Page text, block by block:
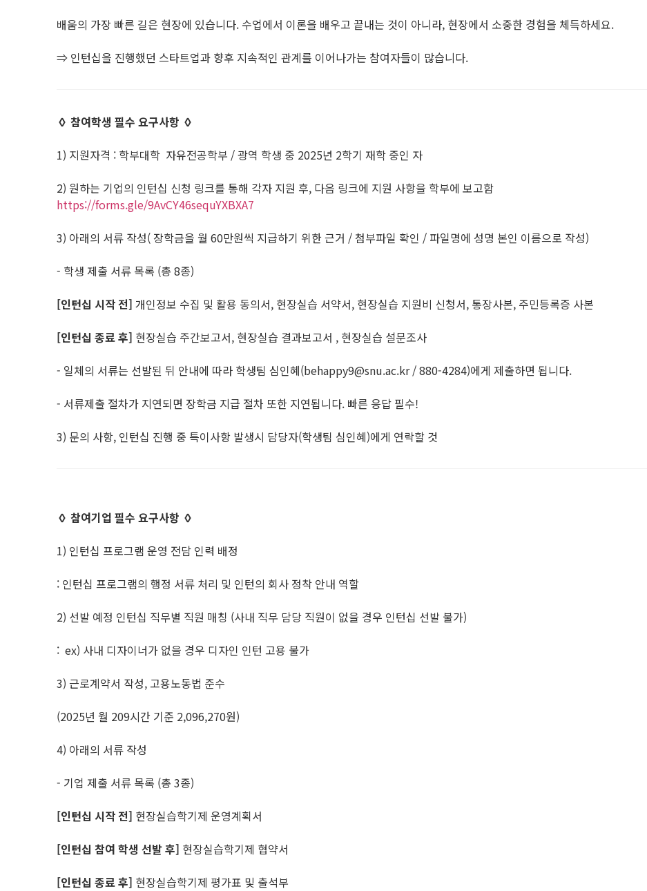
배움의 가장 빠른 길은 현장에 있습니다. 수업에서 이론을 배우고 끝내는 것이 아니라, 현장에서 소중한 경험을 체득하세요.
⇒ 인턴십을 진행했던 스타트업과 향후 지속적인 관계를 이어나가는 참여자들이 많습니다.
◊ 참여학생 필수 요구사항 ◊
1) 지원자격 : 학부대학 자유전공학부 / 광역 학생 중 2025년 2학기 재학 중인 자
2) 원하는 기업의 인턴십 신청 링크를 통해 각자 지원 후, 다음 링크에 지원 사항을 학부에 보고함
https://forms.gle/9AvCY46sequYXBXA7
3) 아래의 서류 작성( 장학금을 월 60만원씩 지급하기 위한 근거 / 첨부파일 확인 / 파일명에 성명 본인 이름으로 작성)
- 학생 제출 서류 목록 (총 8종)
[인턴십 시작 전] 개인정보 수집 및 활용 동의서, 현장실습 서약서, 현장실습 지원비 신청서, 통장사본, 주민등록증 사본
[인턴십 종료 후] 현장실습 주간보고서, 현장실습 결과보고서 , 현장실습 설문조사
- 일체의 서류는 선발된 뒤 안내에 따라 학생팀 심인혜(behappy9@snu.ac.kr / 880-4284)에게 제출하면 됩니다.
- 서류제출 절차가 지연되면 장학금 지급 절차 또한 지연됩니다. 빠른 응답 필수!
3) 문의 사항, 인턴십 진행 중 특이사항 발생시 담당자(학생팀 심인혜)에게 연락할 것
◊ 참여기업 필수 요구사항 ◊
1) 인턴십 프로그램 운영 전담 인력 배정
: 인턴십 프로그램의 행정 서류 처리 및 인턴의 회사 정착 안내 역할
2) 선발 예정 인턴십 직무별 직원 매칭 (사내 직무 담당 직원이 없을 경우 인턴십 선발 불가)
: ex) 사내 디자이너가 없을 경우 디자인 인턴 고용 불가
3) 근로계약서 작성, 고용노동법 준수
(2025년 월 209시간 기준 2,096,270원)
4) 아래의 서류 작성
- 기업 제출 서류 목록 (총 3종)
[인턴십 시작 전] 현장실습학기제 운영계획서
[인턴십 참여 학생 선발 후] 현장실습학기제 협약서
[인턴십 종료 후] 현장실습학기제 평가표 및 출석부